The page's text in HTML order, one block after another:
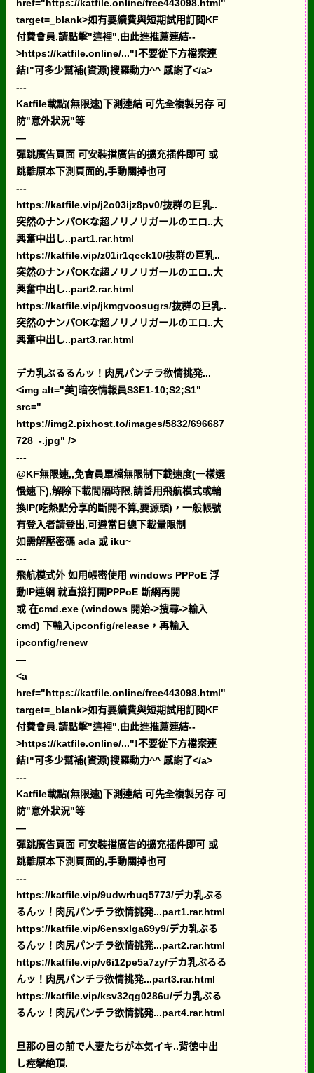
href="https://katfile.online/free443098.html"
target=_blank>如有要續費與短期試用訂閱KF
付費會員,請點擊"這裡",由此進推薦連結--
>https://katfile.online/..."!不要從下方檔案連
結!"可多少幫補(資源)搜羅動力^^ 感謝了</a>
---
Katfile載點(無限速)下測連結 可先全複製另存 可
防"意外狀況"等
—
彈跳廣告頁面 可安裝擋廣告的擴充插件即可 或
跳離原本下測頁面的,手動關掉也可
---
https://katfile.vip/j2o03ijz8pv0/抜群の巨乳..
突然のナンパOKな超ノリノリガールのエロ..大
興奮中出し..part1.rar.html
https://katfile.vip/z01ir1qcck10/抜群の巨乳..
突然のナンパOKな超ノリノリガールのエロ..大
興奮中出し..part2.rar.html
https://katfile.vip/jkmgvoosugrs/抜群の巨乳..
突然のナンパOKな超ノリノリガールのエロ..大
興奮中出し..part3.rar.html
デカ乳ぶるるんッ！肉尻パンチラ欲情挑発...
<img alt="美]暗夜情報員S3E1-10;S2;S1"
src="
https://img2.pixhost.to/images/5832/696687
728_-.jpg" />
---
@KF無限速,,免會員單檔無限制下載速度(一樣選
慢速下),解除下載間隔時限,請善用飛航模式或輪
換IP(吃熱點分享的斷開不算,要源頭)，一般帳號
有登入者請登出,可避當日總下載量限制
如需解壓密碼 ada 或 iku~
---
飛航模式外 如用帳密使用 windows PPPoE 浮
動IP連網 就直接打開PPPoE 斷網再開
或 在cmd.exe (windows 開始->搜尋->輸入
cmd) 下輸入ipconfig/release，再輸入
ipconfig/renew
—
<a
href="https://katfile.online/free443098.html"
target=_blank>如有要續費與短期試用訂閱KF
付費會員,請點擊"這裡",由此進推薦連結--
>https://katfile.online/..."!不要從下方檔案連
結!"可多少幫補(資源)搜羅動力^^ 感謝了</a>
---
Katfile載點(無限速)下測連結 可先全複製另存 可
防"意外狀況"等
—
彈跳廣告頁面 可安裝擋廣告的擴充插件即可 或
跳離原本下測頁面的,手動關掉也可
---
https://katfile.vip/9udwrbuq5773/デカ乳ぶる
るんッ！肉尻パンチラ欲情挑発...part1.rar.html
https://katfile.vip/6ensxlga69y9/デカ乳ぶる
るんッ！肉尻パンチラ欲情挑発...part2.rar.html
https://katfile.vip/v6i12pe5a7zy/デカ乳ぶるる
んッ！肉尻パンチラ欲情挑発...part3.rar.html
https://katfile.vip/ksv32qg0286u/デカ乳ぶる
るんッ！肉尻パンチラ欲情挑発...part4.rar.html
旦那の目の前で人妻たちが本気イキ..背徳中出
し痙攣絶頂.